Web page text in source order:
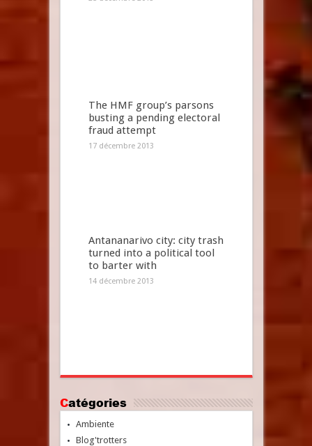
The HMF group’s parsons
busting a pending electoral
fraud attempt
17 décembre 2013
Antananarivo city: city trash
turned into a political tool
to barter with
14 décembre 2013
Catégories
Ambiente
Blog'trotters